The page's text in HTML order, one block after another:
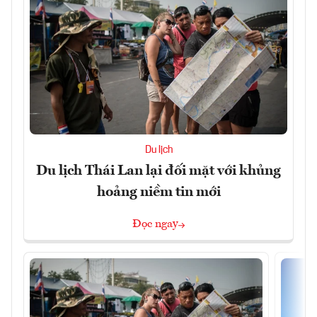
Du lịch
Du lịch Thái Lan lại đối mặt với khủng
hoảng niềm tin mới
Đọc ngay